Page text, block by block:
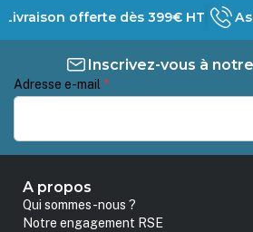
Livraison offerte dès 399€ HT
Inscrivez-vous à
Adresse e-mail *
A propos
Qui sommes-nous ?
Notre engagement RSE